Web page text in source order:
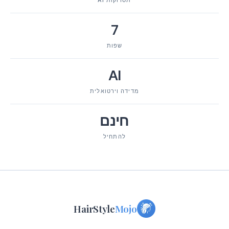
7
שפות
AI
מדידה וירטואלית
חינם
להתחיל
HairStyleMojo